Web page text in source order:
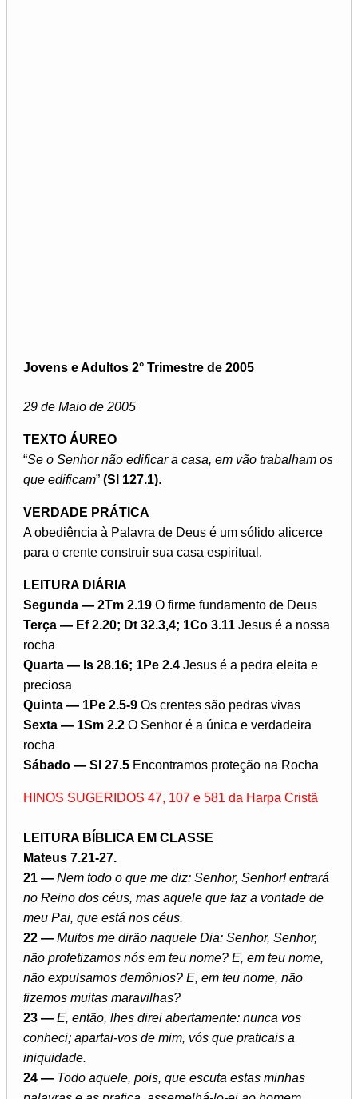
Jovens e Adultos 2° Trimestre de 2005
29 de Maio de 2005
TEXTO ÁUREO
“Se o Senhor não edificar a casa, em vão trabalham os
que edificam” (Sl 127.1).
VERDADE PRÁTICA
A obediência à Palavra de Deus é um sólido alicerce
para o crente construir sua casa espiritual.
LEITURA DIÁRIA
Segunda — 2Tm 2.19 O firme fundamento de Deus
Terça — Ef 2.20; Dt 32.3,4; 1Co 3.11 Jesus é a nossa
rocha
Quarta — Is 28.16; 1Pe 2.4 Jesus é a pedra eleita e
preciosa
Quinta — 1Pe 2.5-9 Os crentes são pedras vivas
Sexta — 1Sm 2.2 O Senhor é a única e verdadeira
rocha
Sábado — Sl 27.5 Encontramos proteção na Rocha
HINOS SUGERIDOS 47, 107 e 581 da Harpa Cristã
LEITURA BÍBLICA EM CLASSE
Mateus 7.21-27.
21 — Nem todo o que me diz: Senhor, Senhor! entrará
no Reino dos céus, mas aquele que faz a vontade de
meu Pai, que está nos céus.
22 — Muitos me dirão naquele Dia: Senhor, Senhor,
não profetizamos nós em teu nome? E, em teu nome,
não expulsamos demônios? E, em teu nome, não
fizemos muitas maravilhas?
23 — E, então, lhes direi abertamente: nunca vos
conheci; apartai-vos de mim, vós que praticais a
iniquidade.
24 — Todo aquele, pois, que escuta estas minhas